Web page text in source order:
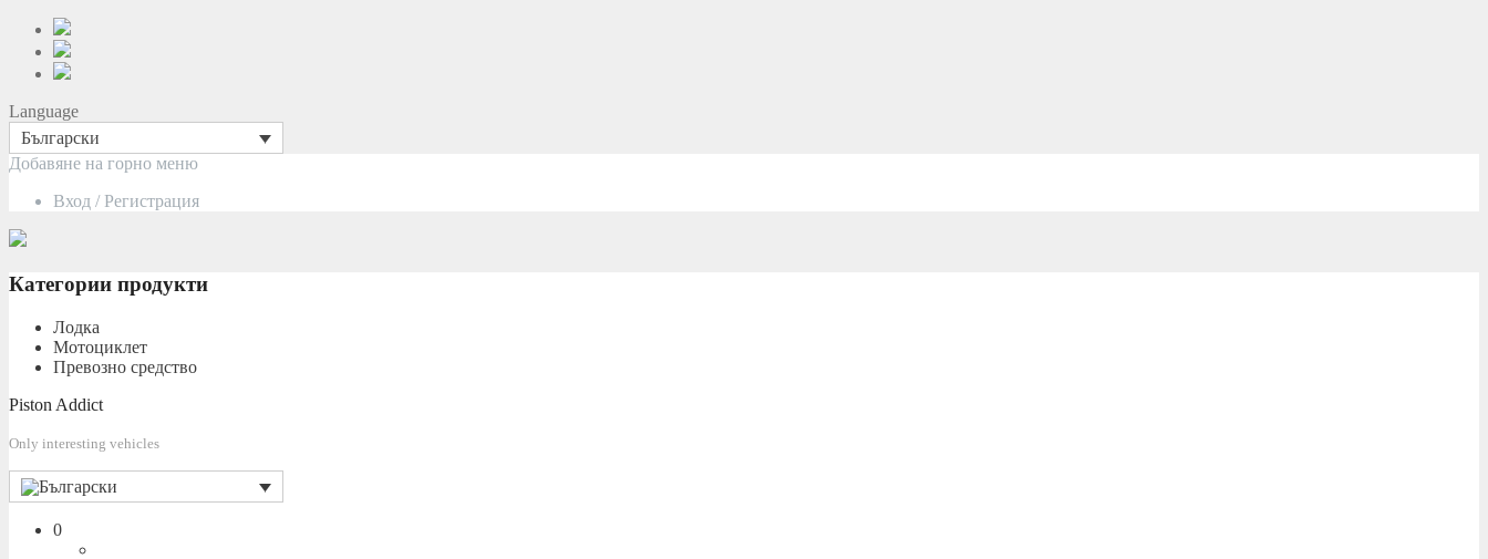
Language
Български
Преминаване
съдържанието
Добавяне на горно меню
Вход / Регистрация
Категории продукти
Лодка
Мотоциклет
Превозно средство
Piston Addict
Only interesting vehicles
Количка
0